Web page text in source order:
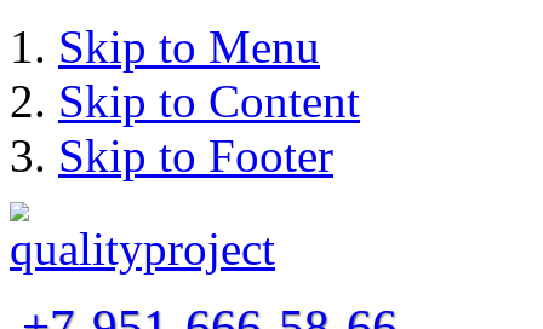
Skip to Menu
Skip to Content
Skip to Footer